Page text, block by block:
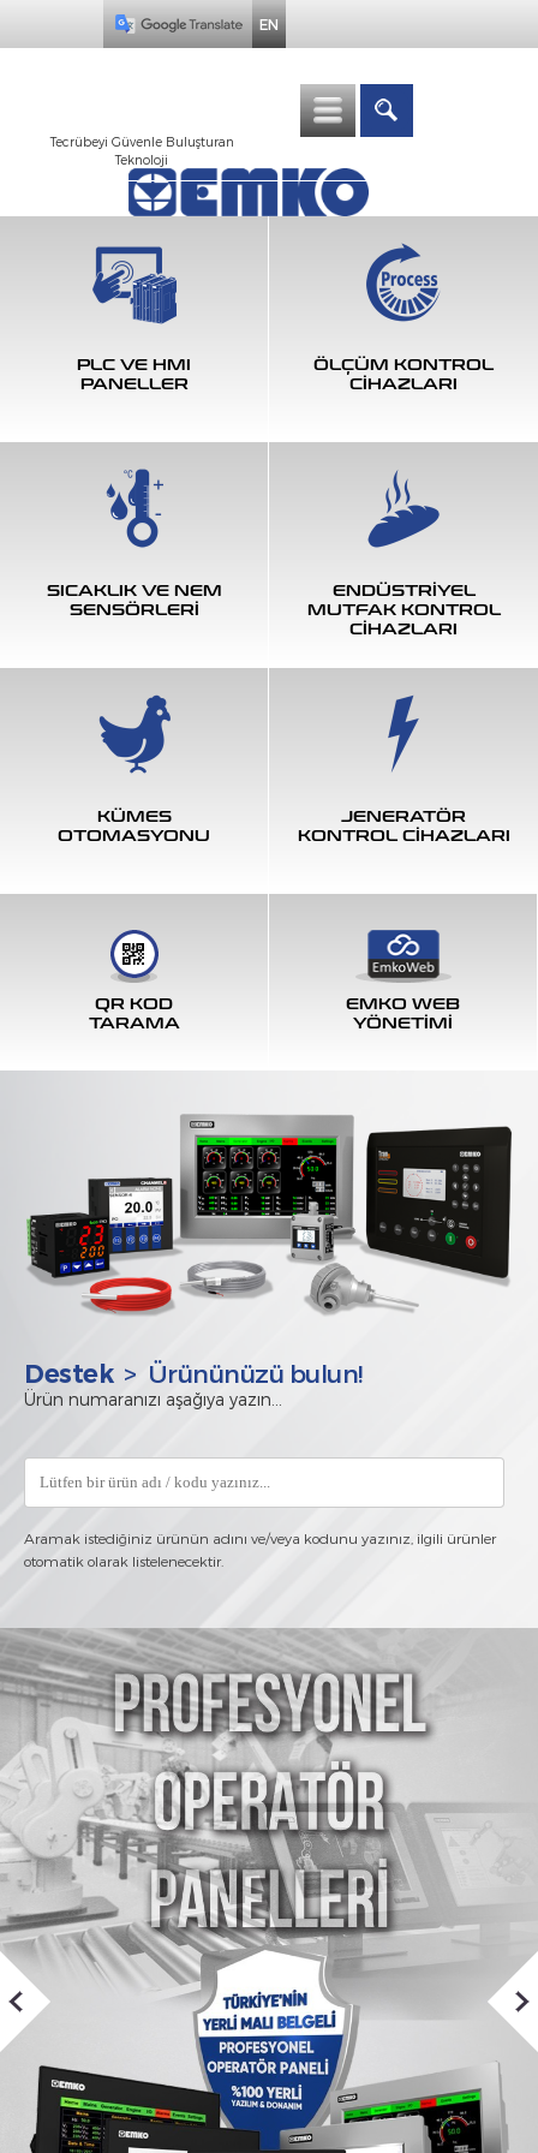
EN
Tecrübeyi Güvenle Buluşturan
Teknoloji
PLC VE HMI
PANELLER
ÖLÇÜM KONTROL
CİHAZLARI
SICAKLIK VE NEM
SENSÖRLERİ
ENDÜSTRİYEL
MUTFAK KONTROL
CİHAZLARI
KÜMES
OTOMASYONU
JENERATÖR
KONTROL CİHAZLARI
QR KOD
TARAMA
EMKO WEB
YÖNETİMİ
Destek> Ürününüzü bulun!
Ürün numaranızı aşağıya yazın...
Aramak istediğiniz ürünün adını ve/veya kodunu yazınız, ilgili ürünler
otomatik olarak listelenecektir.